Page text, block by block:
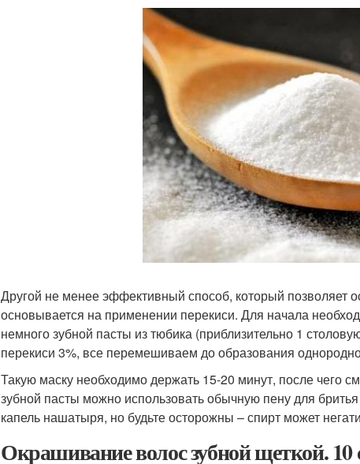
Другой не менее эффективный способ, который позволяет
основывается на применении перекиси. Для начала
немного зубной пасты из тюбика (приблизительно 1
перекиси 3%, все перемешиваем до образования
Такую маску необходимо держать 15-20 минут, после чего
зубной пасты можно использовать обычную пену для
капель нашатыря, но будьте осторожны – спирт может
Окрашивание волос зубной щеткой. 10